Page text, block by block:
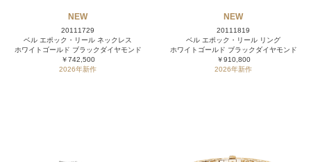
NEW
20111729
ベル エポック・リール ネックレス
ホワイトゴールド ブラックダイヤモンド
￥742,500
2026年新作
NEW
20111819
ベル エポック・リール リング
ホワイトゴールド ブラックダイヤモンド
￥910,800
2026年新作